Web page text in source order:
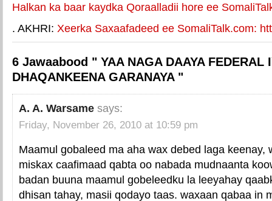
Halkan ka baar kaydka Qoraalladii hore ee
. AKHRI: Xeerka Saxaafadeed ee SomaliTalk.com:
6 Jawaabood " YAA NAGA DAAYA FEDERAL
DHAQANKEENA GARANAYA "
A. A. Warsame says:
Friday, November 26, 2010 at 10:59 pm
Maamul gobaleed ma aha wax debed laga keenay,
miskax caafimaad qabta oo nabada mudnaanta
badan buuna maamul gobeleedku la leeyahay
dhisan tahay, masii qodayo taas. waxaan qabaa in